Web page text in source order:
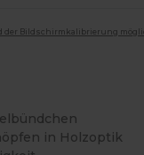
der Bildschirmkalibrierung
in Holzoptik